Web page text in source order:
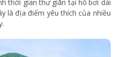
thời gian thư giãn tại hồ bơi dài
là địa điểm yêu thích của nhiều